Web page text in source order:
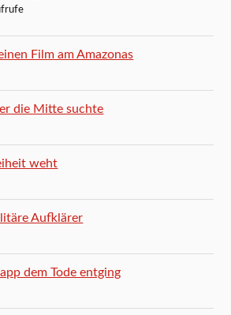
Film am Amazonas
die Mitte suchte
weht
Aufklärer
dem Tode entging